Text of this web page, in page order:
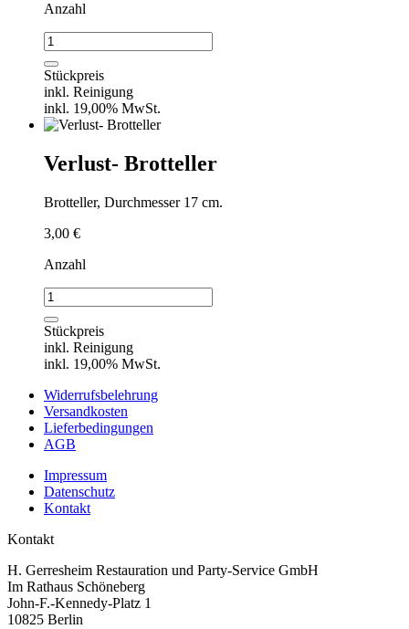
Anzahl
Verlust-
Suppenteller
Event
/
Pastateller
Menge
Stückpreis
inkl. Reinigung
inkl. 19,00% MwSt.
Verlust- Brotteller
Brotteller, Durchmesser 17 cm.
3,00 €
Anzahl
Verlust-
Brotteller
Menge
Stückpreis
inkl. Reinigung
inkl. 19,00% MwSt.
Widerrufsbelehrung
Versandkosten
Lieferbedingungen
AGB
Impressum
Datenschutz
Kontakt
Kontakt
H. Gerresheim Restauration und Party-Service GmbH
Im Rathaus Schöneberg
John-F.-Kennedy-Platz 1
10825 Berlin